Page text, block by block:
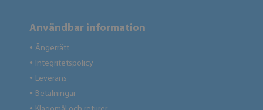
Användbar information
● Ångerrätt
● Integritetspolicy
● Leverans
● Betalningar
●